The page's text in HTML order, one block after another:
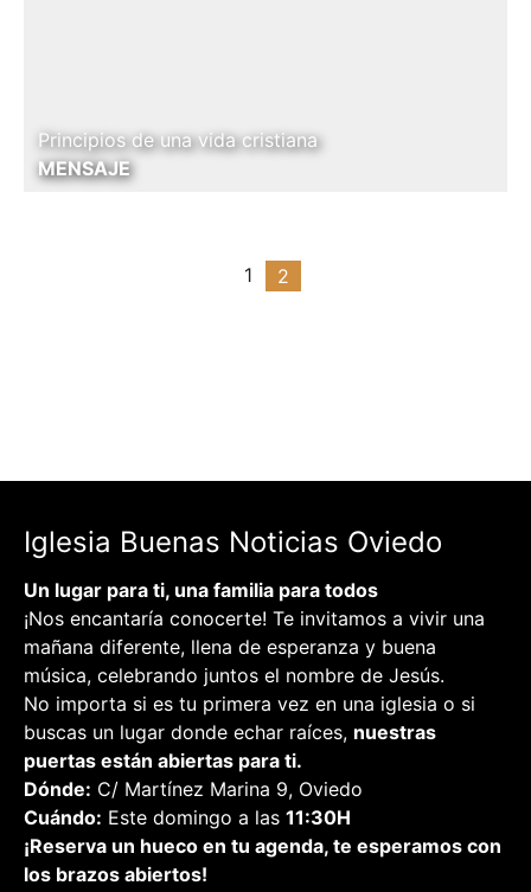
Principios de una vida cristiana
MENSAJE
1 2
Iglesia Buenas Noticias Oviedo
Un lugar para ti, una familia para todos
¡Nos encantaría conocerte! Te invitamos a vivir una
mañana diferente, llena de esperanza y buena
música, celebrando juntos el nombre de Jesús.
No importa si es tu primera vez en una iglesia o si
buscas un lugar donde echar raíces, nuestras
puertas están abiertas para ti.
Dónde: C/ Martínez Marina 9, Oviedo
Cuándo: Este domingo a las 11:30H
¡Reserva un hueco en tu agenda, te esperamos con
los brazos abiertos!